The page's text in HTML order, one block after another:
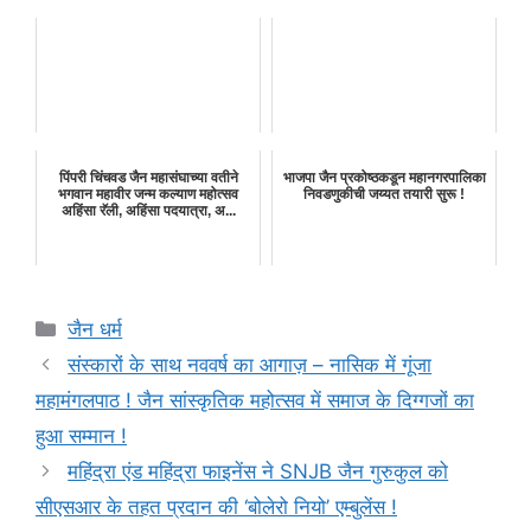
पिंपरी चिंचवड जैन महासंघाच्या वतीने
भगवान महावीर जन्म कल्याण महोत्सव
अहिंसा रॅली, अहिंसा पदयात्रा, अ...
भाजपा जैन प्रकोष्ठकडून महानगरपालिका
निवडणुकीची जय्यत तयारी सुरू !
Categories
जैन धर्म
संस्कारों के साथ नववर्ष का आगाज़ – नासिक में गूंजा
महामंगलपाठ ! जैन सांस्कृतिक महोत्सव में समाज के दिग्गजों का
हुआ सम्मान !
महिंद्रा एंड महिंद्रा फाइनेंस ने SNJB जैन गुरुकुल को
सीएसआर के तहत प्रदान की ‘बोलेरो नियो’ एम्बुलेंस !